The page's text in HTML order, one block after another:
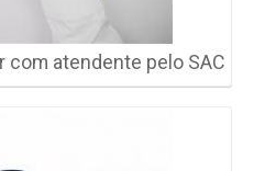
com atendente pelo SAC